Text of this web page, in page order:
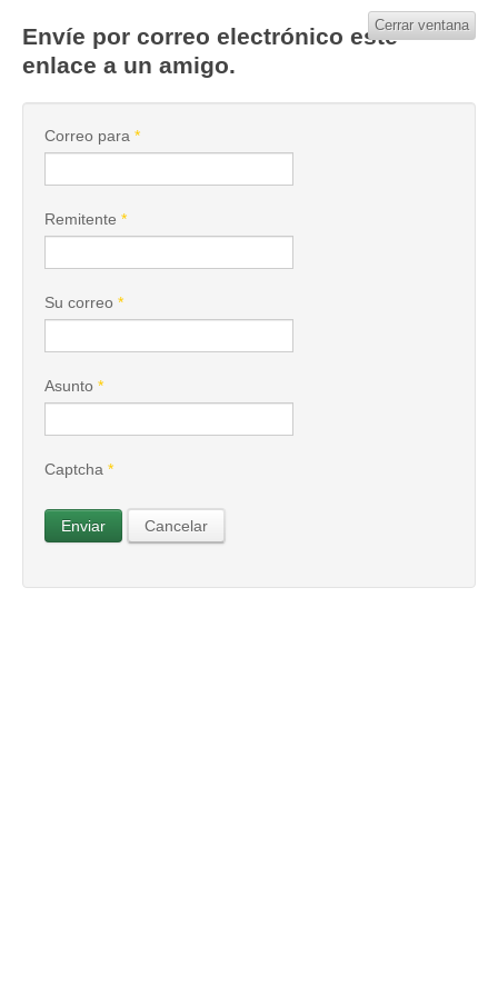
Envíe por correo electrónico este
enlace a un amigo.
Cerrar ventana
Correo para *
Remitente *
Su correo *
Asunto *
Captcha *
Enviar Cancelar